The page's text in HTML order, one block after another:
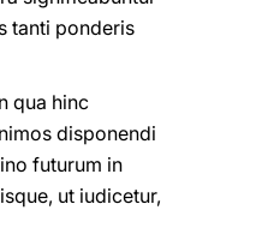
tanti ponderis
qua hinc
disponendi
futurum in
ut iudicetur,